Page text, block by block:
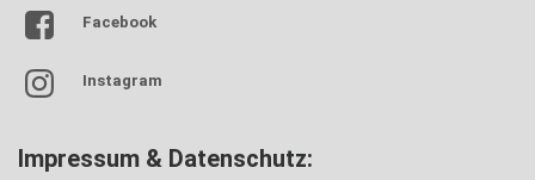
Facebook
Instagram
Impressum & Datenschutz: